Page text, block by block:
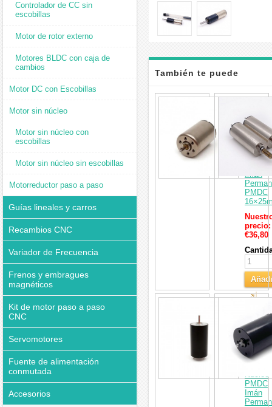
Controlador de CC sin
escobillas
Motor de rotor externo
Motores BLDC con caja de
cambios
Motor DC con Escobillas
Motor sin núcleo
Motor sin núcleo con
escobillas
Motor sin núcleo sin escobillas
Motorreductor paso a paso
Guías lineales y carros
Recambios CNC
Variador de Frecuencia
Frenos y embragues
magnéticos
Kit de motor paso a paso
CNC
Servomotores
Fuente de alimentación
conmutada
Accesorios
También te puede
interesar
2
DC
Imán
PMDC
precio:
€36,80
al
DC
Núcleo
PMDC
Imán